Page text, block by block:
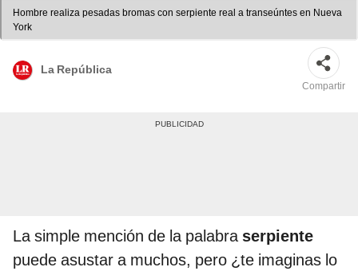
Hombre realiza pesadas bromas con serpiente real a transeúntes en Nueva
York
La República
Compartir
La simple mención de la palabra serpiente
puede asustar a muchos, pero ¿te imaginas lo